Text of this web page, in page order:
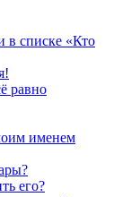
в списке «Кто
равно
именем
его?